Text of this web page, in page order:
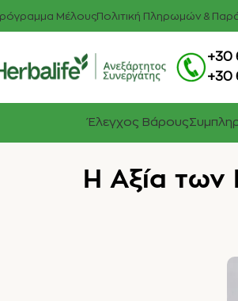
ΜέλουςΠολιτική Πληρωμών &
+30
+30
Έλεγχος Βάρους
Η Αξία των